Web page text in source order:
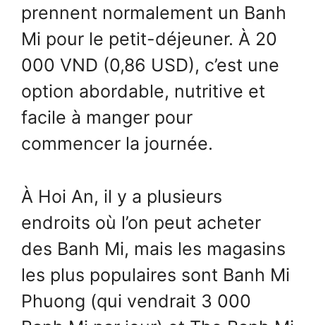
prennent normalement un Banh
Mi pour le petit-déjeuner. À 20
000 VND (0,86 USD), c’est une
option abordable, nutritive et
facile à manger pour
commencer la journée.
À Hoi An, il y a plusieurs
endroits où l’on peut acheter
des Banh Mi, mais les magasins
les plus populaires sont Banh Mi
Phuong (qui vendrait 3 000